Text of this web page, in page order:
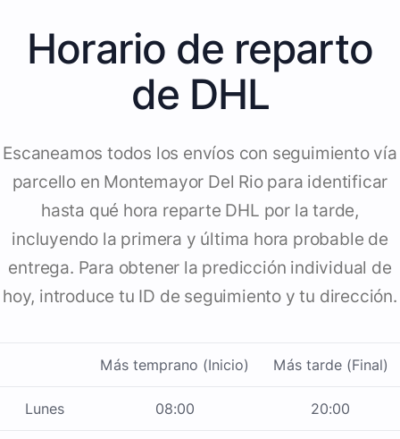
Horario de reparto
de DHL
Escaneamos todos los envíos con seguimiento vía
parcello en Montemayor Del Rio para identificar
hasta qué hora reparte DHL por la tarde,
incluyendo la primera y última hora probable de
entrega. Para obtener la predicción individual de
hoy, introduce tu ID de seguimiento y tu dirección.
Más temprano (Inicio) Más tarde (Final)
Lunes 08:00 20:00